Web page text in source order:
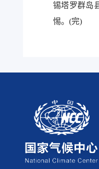
锡塔罗群岛
惕。(完)